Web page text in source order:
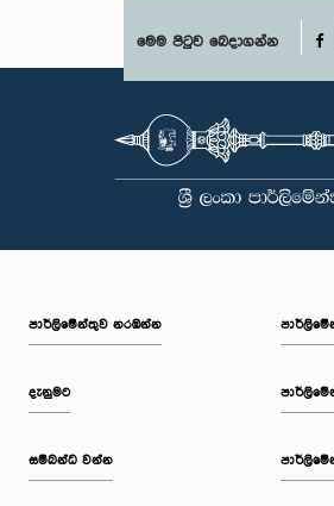
මෙම පිටුව බෙදාගන්න
පාර්ලි‌මේන්තුව නරඹන්න
දැනුමට
සම්බන්ධ වන්න